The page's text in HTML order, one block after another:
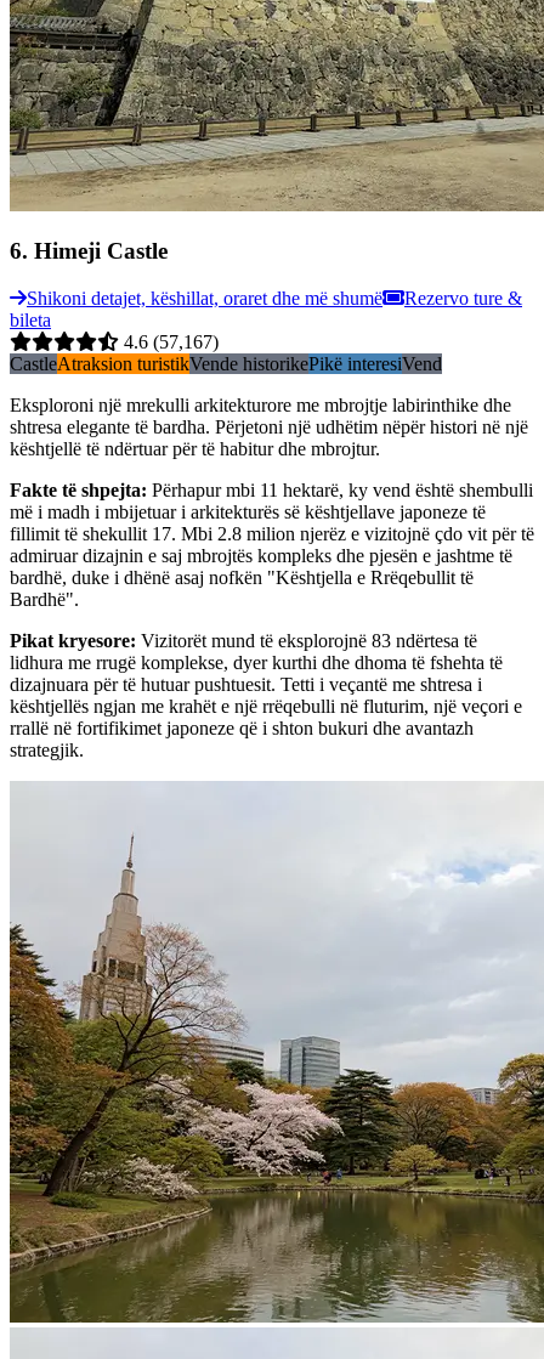
6. Himeji Castle
Shikoni detajet, këshillat, oraret dhe më shumë
Rezervo ture &
bileta
4.6 (57,167)
CastleAtraksion turistikVende historikePikë interesiVend
Eksploroni një mrekulli arkitekturore me mbrojtje labirinthike dhe
shtresa elegante të bardha. Përjetoni një udhëtim nëpër histori në një
kështjellë të ndërtuar për të habitur dhe mbrojtur.
Fakte të shpejta: Përhapur mbi 11 hektarë, ky vend është shembulli
më i madh i mbijetuar i arkitekturës së kështjellave japoneze të
fillimit të shekullit 17. Mbi 2.8 milion njerëz e vizitojnë çdo vit për të
admiruar dizajnin e saj mbrojtës kompleks dhe pjesën e jashtme të
bardhë, duke i dhënë asaj nofkën "Kështjella e Rrëqebullit të
Bardhë".
Pikat kryesore: Vizitorët mund të eksplorojnë 83 ndërtesa të
lidhura me rrugë komplekse, dyer kurthi dhe dhoma të fshehta të
dizajnuara për të hutuar pushtuesit. Tetti i veçantë me shtresa i
kështjellës ngjan me krahët e një rrëqebulli në fluturim, një veçori e
rrallë në fortifikimet japoneze që i shton bukuri dhe avantazh
strategjik.